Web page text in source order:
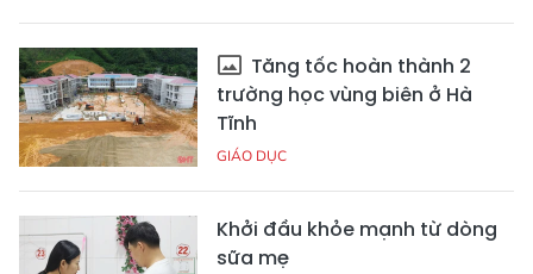
Tăng tốc hoàn thành 2
trường học vùng biên ở Hà
Tĩnh
GIÁO DỤC
Khởi đầu khỏe mạnh từ dòng
sữa mẹ